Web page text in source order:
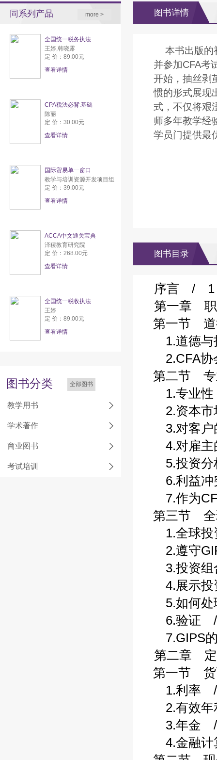
同系列产品 more >
全国统一税务执法
王婷,韩晓露
定 价：89.00元
查看详情
CPA税法必背.基础
陈丽
定 价：30.00元
查看详情
国际贸易单一窗口
教学与培训资源开发项目组
定 价：39.00元
查看详情
ACCA中文通关宝典
泽稷教育研究院
定 价：268.00元
查看详情
全国统一税收执法
王婷
定 价：89.00元
查看详情
图书分类 全部图书
教学用书
学术著作
商业图书
考试培训
图书详情
本书出版的
并参加CFA考
开始，抽丝剥
惯的形式展现
式，不仅将艰
师多年教学经
学员门提供最
图书目录
序言 / 1
第一章
第一节 道
1.道德与
2.CFA协
第二节 专
1.专业
2.资本市
3.对客户
4.对雇主
5.投资分
6.利益
7.作为
第三节 全
1.全球投
2.遵守
3.投资组
4.展示投
5.如何处
6.验证
7.GIPS的
第二章
第一节 货
1.利率
2.有效
3.年金
4.金融计